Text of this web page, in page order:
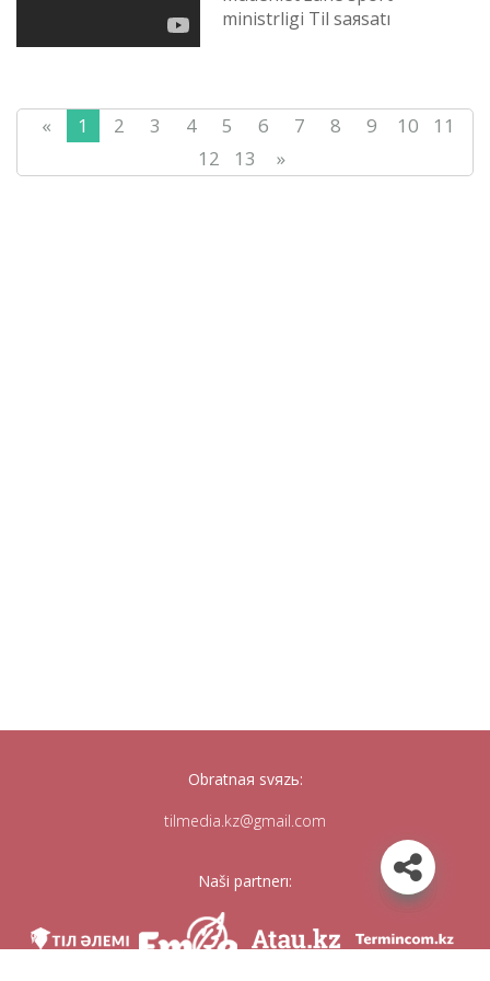
ministrlіgі Tіl saяsatı
« 1 2 3 4 5 6 7 8 9 10
11
12
13 »
Obratnaя svяzь:
tilmedia.kz@gmail.com
Naši partnerı: